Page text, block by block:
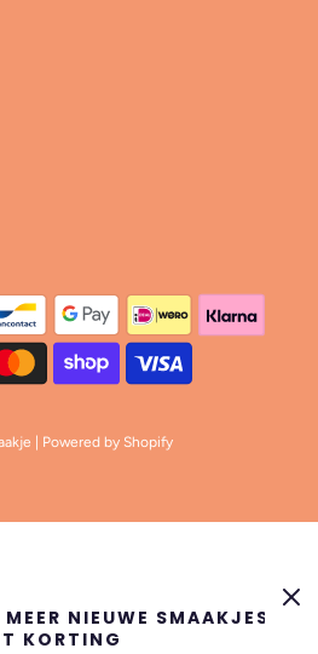
| Powered by Shopify
NIEUWE SMAAKJES
KORTING